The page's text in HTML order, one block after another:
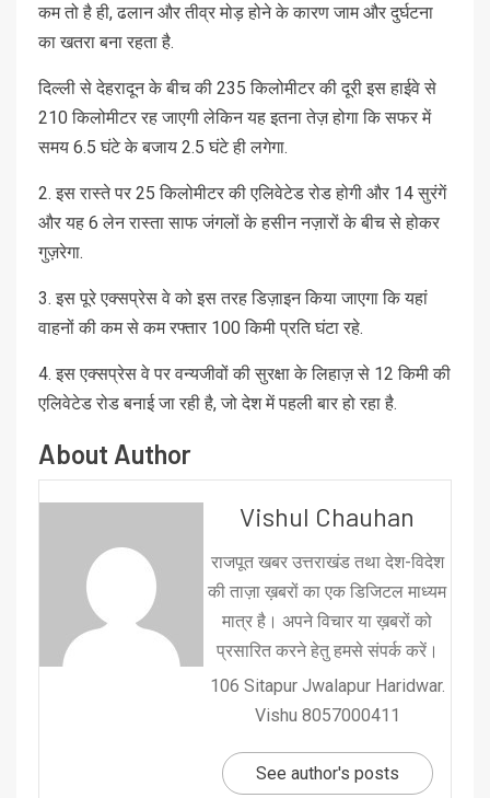
कम तो है ही, ढलान और तीव्र मोड़ होने के कारण जाम और दुर्घटना
का खतरा बना रहता है.
दिल्ली से देहरादून के बीच की 235 किलोमीटर की दूरी इस हाईवे से
210 किलोमीटर रह जाएगी लेकिन यह इतना तेज़ होगा कि सफर में
समय 6.5 घंटे के बजाय 2.5 घंटे ही लगेगा.
2. इस रास्ते पर 25 किलोमीटर की एलिवेटेड रोड होगी और 14 सुरंगें
और यह 6 लेन रास्ता साफ जंगलों के हसीन नज़ारों के बीच से होकर
गुज़रेगा.
3. इस पूरे एक्सप्रेस वे को इस तरह डिज़ाइन किया जाएगा कि यहां
वाहनों की कम से कम रफ्तार 100 किमी प्रति घंटा रहे.
4. इस एक्सप्रेस वे पर वन्यजीवों की सुरक्षा के लिहाज़ से 12 किमी की
एलिवेटेड रोड बनाई जा रही है, जो देश में पहली बार हो रहा है.
About Author
Vishul Chauhan
राजपूत खबर उत्तराखंड तथा देश-विदेश
की ताज़ा ख़बरों का एक डिजिटल माध्यम
मात्र है। अपने विचार या ख़बरों को
प्रसारित करने हेतु हमसे संपर्क करें।
106 Sitapur Jwalapur Haridwar.
Vishu 8057000411
See author's posts